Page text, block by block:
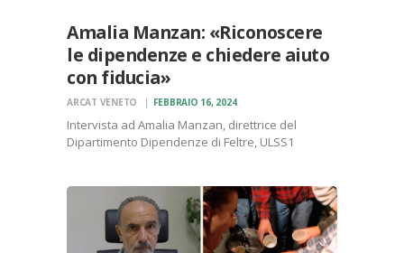
Amalia Manzan: «Riconoscere
le dipendenze e chiedere aiuto
con fiducia»
ARCAT VENETO FEBBRAIO 16, 2024
Intervista ad Amalia Manzan, direttrice del
Dipartimento Dipendenze di Feltre, ULSS1